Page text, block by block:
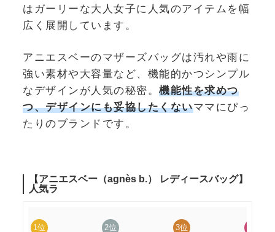
はガーリーな大人女子に人気のアイテムを幅
広く展開しています。
アニエスベーのマザーズバッグは汚れや雨に
強い素材や大容量など、機能的かつシンプル
なデザインが人気の秘密。 機能性を求めつ
つ、デザインにも妥協したくないママにぴっ
たりのブランドです。